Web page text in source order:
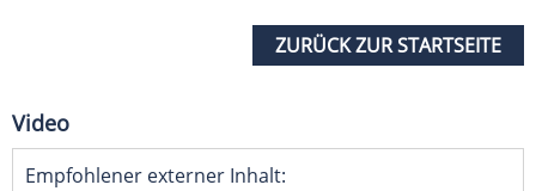
ZURÜCK ZUR STARTSEITE
Video
Empfohlener externer Inhalt: